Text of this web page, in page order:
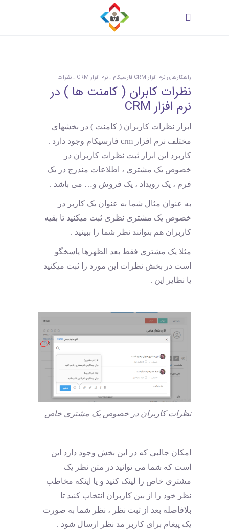
راهکارهای نرم افزار CRM فارسیکام نرم افزار CRM نظرات
نظرات کابران ( کامنت ها ) در
نرم افزار CRM
ابراز نظرات کاربران ( کامنت ) در بخشهای
مختلف نرم افزار crm فارسیکام وجود دارد .
کاربرد این ابزار ثبت نظرات کاربران در
خصوص یک مشتری ، اطلاعات مندرج در یک
فرم ، یک رویداد ، یک فروش و… می باشد .
به عنوان مثال شما به عنوان یک کاربر در
خصوص یک مشتری نظری ثبت میکنید تا بقیه
کاربران هم بتوانند نظر شما را ببینید .
مثلا یک مشتری فقط بعد الظهرها پاسخگو
است در بخش نظرات این مورد را ثبت میکنید
یا نظایر این .
نظرات کاربران در خصوص یک مشتری خاص
امکان جالبی که در این بخش وجود دارد این
است که شما می توانید در متن نظر یک
مشتری خاص را لینک کنید و یا اینکه مخاطب
نظر خود را از بین کاربران انتخاب کنید تا
بلافاصله بعد از ثبت نظر ، نظر شما به صورت
یک پیغام برای کاربر مد نظر ارسال شود .